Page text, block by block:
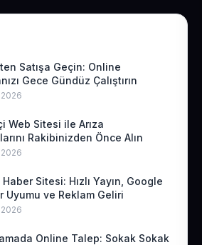
Satışa Geçin: Online
Gece Gündüz Çalıştırın
Web Sitesi ile Arıza
Rakibinizden Önce Alın
Haber Sitesi: Hızlı Yayın, Google
Uyumu ve Reklam Geliri
Online Talep: Sokak Sokak